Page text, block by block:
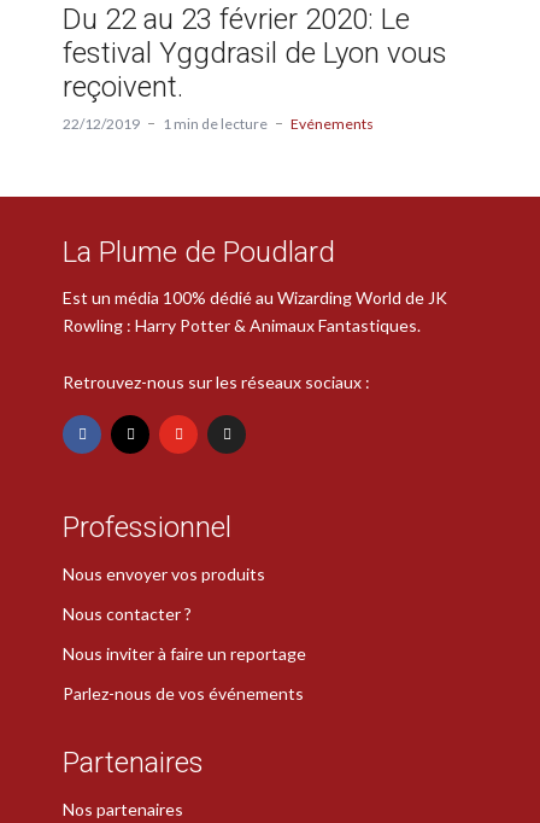
Du 22 au 23 février 2020: Le
festival Yggdrasil de Lyon vous
reçoivent.
22/12/2019 1 min de lecture Evénements
La Plume de Poudlard
Est un média 100% dédié au Wizarding World de JK
Rowling : Harry Potter & Animaux Fantastiques.
Retrouvez-nous sur les réseaux sociaux :
Professionnel
Nous envoyer vos produits
Nous contacter ?
Nous inviter à faire un reportage
Parlez-nous de vos événements
Partenaires
Nos partenaires